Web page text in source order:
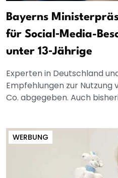
Bayerns
für Social‑Media-
unter 13‑Jährige
Experten in Deutschland
Empfehlungen zur Nutzung
Co. abgegeben. Auch
WERBUNG